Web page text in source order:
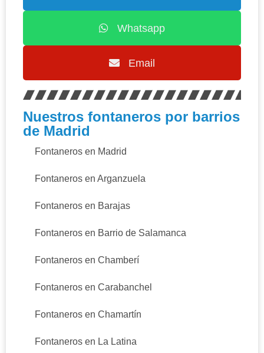
Whatsapp
Email
Nuestros fontaneros por barrios
de Madrid
Fontaneros en Madrid
Fontaneros en Arganzuela
Fontaneros en Barajas
Fontaneros en Barrio de Salamanca
Fontaneros en Chamberí
Fontaneros en Carabanchel
Fontaneros en Chamartín
Fontaneros en La Latina